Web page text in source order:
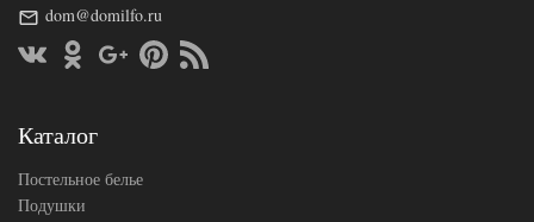
Ширина х
Длина
200х220
(евро)
Сезонность
Теплое
dom@domilfo.ru
Каталог
Постельное белье
Подушки